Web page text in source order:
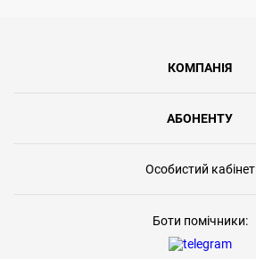
КОМПАНІЯ
АБОНЕНТУ
Особистий кабінет
Боти помічники: